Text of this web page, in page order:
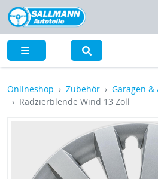
Onlineshop Zubehör
Garagen &
Radzierblende Wind 13 Zoll